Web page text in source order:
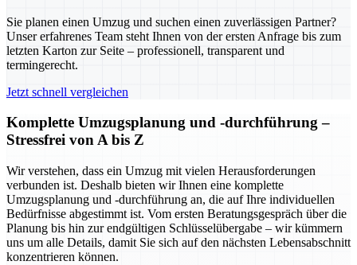
Sie planen einen Umzug und suchen einen zuverlässigen Partner?
Unser erfahrenes Team steht Ihnen von der ersten Anfrage bis zum
letzten Karton zur Seite – professionell, transparent und
termingerecht.
Jetzt schnell vergleichen
Komplette Umzugsplanung und -durchführung –
Stressfrei von A bis Z
Wir verstehen, dass ein Umzug mit vielen Herausforderungen
verbunden ist. Deshalb bieten wir Ihnen eine komplette
Umzugsplanung und -durchführung an, die auf Ihre individuellen
Bedürfnisse abgestimmt ist. Vom ersten Beratungsgespräch über die
Planung bis hin zur endgültigen Schlüsselübergabe – wir kümmern
uns um alle Details, damit Sie sich auf den nächsten Lebensabschnitt
konzentrieren können.